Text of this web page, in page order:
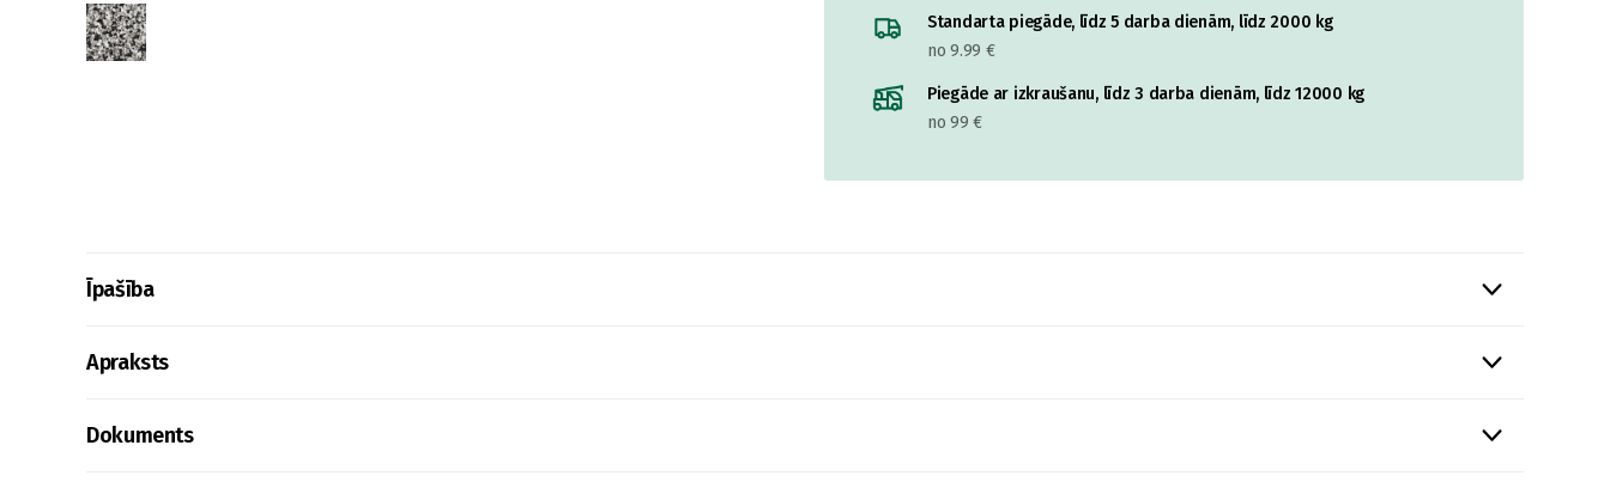
Standarta piegāde, līdz 5 darba dienām, līdz 2000 kg
no 9.99 €
Piegāde ar izkraušanu, līdz 3 darba dienām, līdz 12000 kg
no 99 €
Īpašība
Apraksts
Dokuments